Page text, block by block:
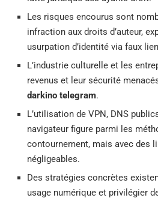
Les risques encourus sont
infraction aux droits d’auteur,
usurpation d’identité via faux
L’industrie culturelle et les
revenus et leur sécurité
darkino telegram.
L’utilisation de VPN, DNS
navigateur figure parmi les
contournement, mais avec des
négligeables.
Des stratégies concrètes
usage numérique et privilégier